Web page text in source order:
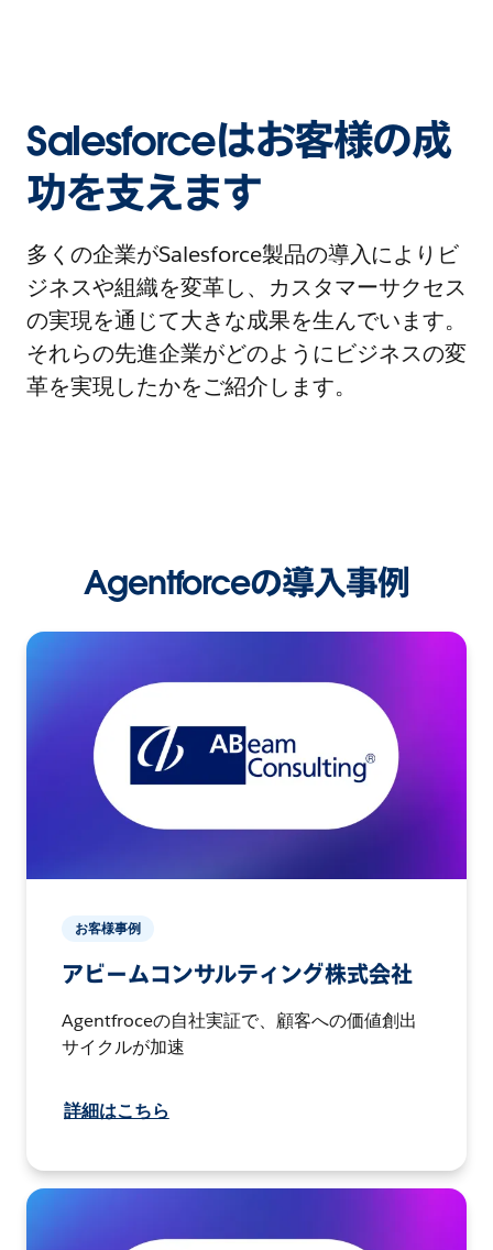
Salesforceはお客様の成
功を支えます
多くの企業がSalesforce製品の導入によりビ
ジネスや組織を変革し、カスタマーサクセス
の実現を通じて大きな成果を生んでいます。
それらの先進企業がどのようにビジネスの変
革を実現したかをご紹介します。
Agentforceの導入事例
お客様事例
アビームコンサルティング株式会社
Agentfroceの自社実証で、顧客への価値創出
サイクルが加速
詳細はこちら